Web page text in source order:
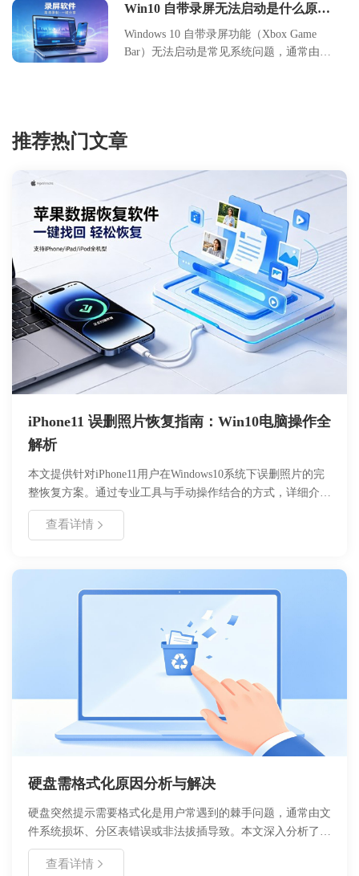
Win10 自带录屏无法启动是什么原因
常规修复方法
Windows 10 自带录屏功能（Xbox Game
Bar）无法启动是常见系统问题，通常由服
置与权限管理，用户可快速恢复录屏功
求。建议优先检查系统服务状态，按步骤
排查并定期维护系统组件，以保障功能稳
定性。
推荐热门文章
iPhone11 误删照片恢复指南：Win10电脑操作全
解析
本文提供针对iPhone11用户在Windows10系统下误删照片的完
整恢复方案。通过专业工具与手动操作结合的方式，详细介绍
从设备连接到数据扫描、预览恢复的全流程。重点解析第三方
工具选择要点及操作注意事项，帮助用户快速定位并恢复重要
查看详情
硬盘需格式化原因分析与解决
硬盘突然提示需要格式化是用户常遇到的棘手问题，通常由文
件系统损坏、分区表错误或非法拔插导致。本文深入分析了导
致该现象的核心原因，提供了从数据救援到修复操作的完整流
程。在遇到此类提示时，切勿直接点击格式化，应优先评估数
查看详情